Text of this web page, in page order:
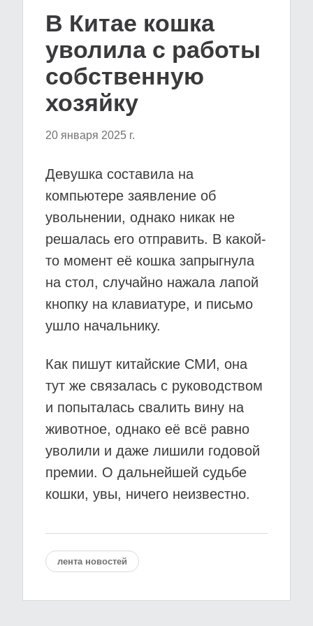
В Китае кошка
уволила с работы
собственную
хозяйку
20 января 2025 г.
Девушка составила на
компьютере заявление об
увольнении, однако никак не
решалась его отправить. В какой-
то момент её кошка запрыгнула
на стол, случайно нажала лапой
кнопку на клавиатуре, и письмо
ушло начальнику.
Как пишут китайские СМИ, она
тут же связалась с руководством
и попыталась свалить вину на
животное, однако её всё равно
уволили и даже лишили годовой
премии. О дальнейшей судьбе
кошки, увы, ничего неизвестно.
лента новостей